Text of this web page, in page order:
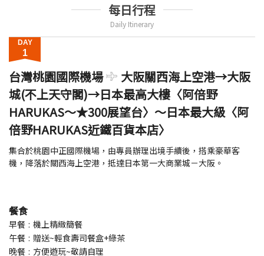
每日行程
Daily Itinerary
DAY
1
台灣桃園國際機場
大阪關西海上空港→大阪
城(不上天守閣)→日本最高大樓〈阿倍野
HARUKAS～★300展望台〉～日本最大級〈阿
倍野HARUKAS近鐵百貨本店〉
集合於桃園中正國際機場，由專員辦理出境手續後，搭乘豪華客
機，降落於關西海上空港，抵達日本第一大商業城－大阪。
餐食
早餐
機上精緻簡餐
午餐
贈送~輕食壽司餐盒+綠茶
晚餐
方便遊玩~敬請自理